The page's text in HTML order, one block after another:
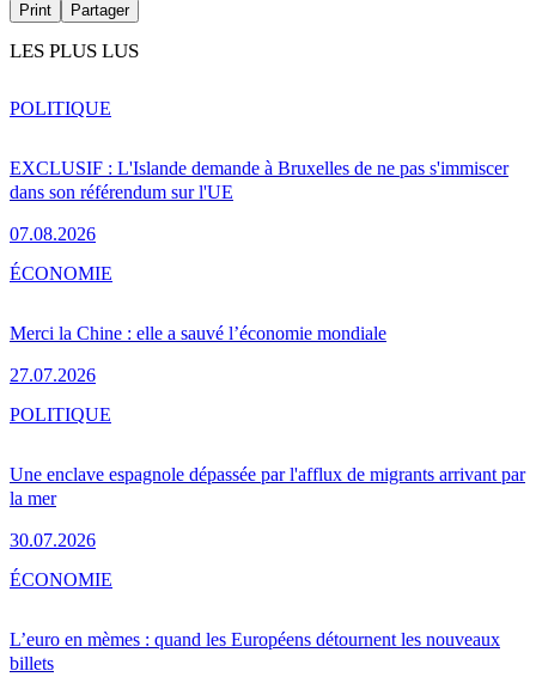
Print Partager
LES PLUS LUS
EXCLUSIF : L'Islande demande à Bruxelles de ne pas s'immiscer
dans son référendum sur l'UE
07.08.2026
POLITIQUE
Merci la Chine : elle a sauvé l’économie mondiale
27.07.2026
ÉCONOMIE
Une enclave espagnole dépassée par l'afflux de migrants arrivant par
la mer
30.07.2026
POLITIQUE
L’euro en mèmes : quand les Européens détournent les nouveaux
billets
ÉCONOMIE